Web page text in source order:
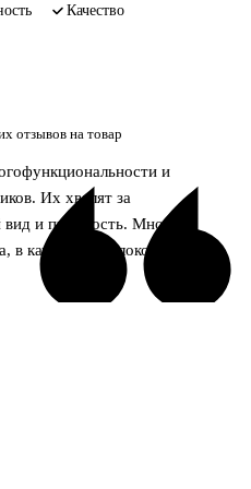
качество
отзывов на товар
и
Их хвалят за
и прочность. Многие
в качестве брелоков или